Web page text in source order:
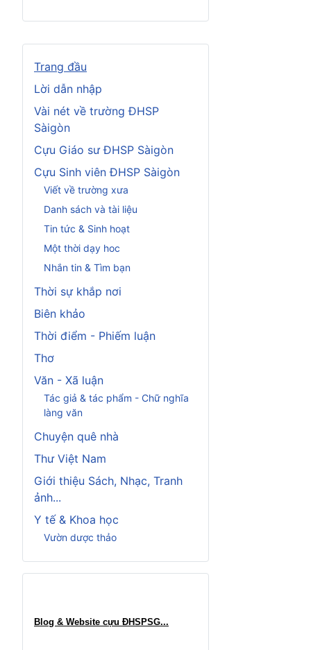
Trang đầu
Lời dẫn nhập
Vài nét về trường ĐHSP
Sàigòn
Cựu Giáo sư ĐHSP Sàigòn
Cựu Sinh viên ĐHSP Sàigòn
Viết về trường xưa
Danh sách và tài liệu
Tin tức & Sinh hoạt
Một thời dạy hoc
Nhắn tin & Tìm bạn
Thời sự khắp nơi
Biên khảo
Thời điểm - Phiếm luận
Thơ
Văn - Xã luận
Tác giả & tác phẩm - Chữ nghĩa
làng văn
Chuyện quê nhà
Thư Việt Nam
Giới thiệu Sách, Nhạc, Tranh
ảnh...
Y tế & Khoa học
Vườn dược thảo
Blog & Website cựu ĐHSPSG...